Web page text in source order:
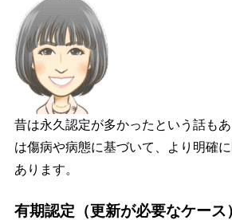
昔は永久認定が多かったという話も
は傷病や病態に基づいて、より明確
あります。
有期認定（更新が必要なケース